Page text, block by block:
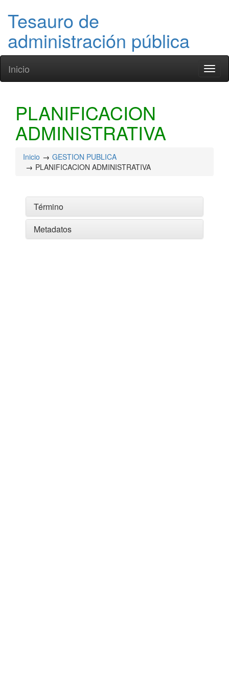
Tesauro de
administración pública
Inicio
PLANIFICACION
ADMINISTRATIVA
Inicio
GESTION PUBLICA
PLANIFICACION ADMINISTRATIVA
Término
Metadatos